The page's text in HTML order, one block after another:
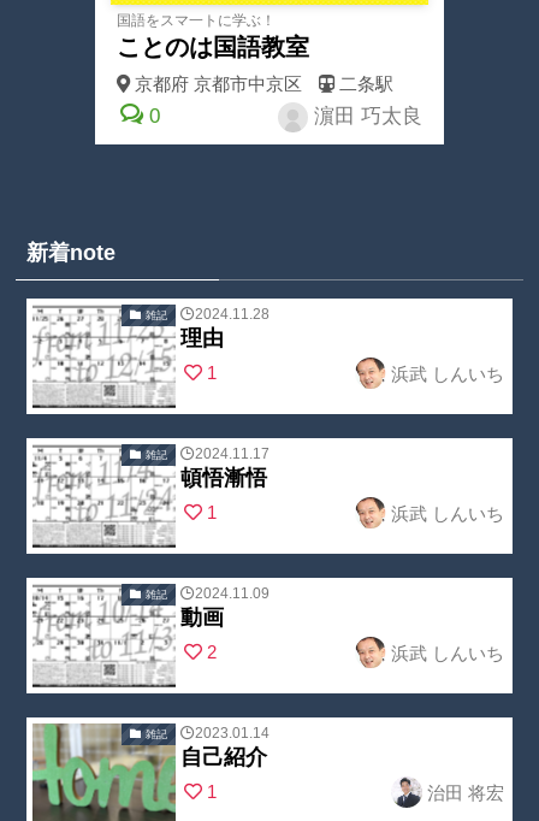
国語をスマ一トに学ぶ！
ことのは国語教室
京都府 京都市中京区 二条駅
0 濵田 巧太良
新着note
Warning:
Undefined
array key
"no_cat_tag" in
/home/nobuoc
reate2/kojin-
juku.com/publi
c_html/wp-
content/theme
s/swell_child/p
arts/post_list/
p on line23
雑記 2024.11.28
理由
1 浜武 しんいち
Warning:
Undefined
array key
"no_cat_tag" in
/home/nobuoc
reate2/kojin-
juku.com/publi
c_html/wp-
content/theme
s/swell_child/p
雑記 2024.11.17
頓悟漸悟
1 浜武 しんいち
Warning
Undefined
array key
"no_cat_tag" in
/home/nobuoc
reate2/kojin-
雑記 2024.11.09
動画
2 浜武 しんいち
Warning:
Undefined
雑記 2023.01.14
自己紹介
1 治田 将宏